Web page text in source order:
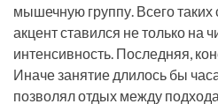
мышечную группу. Всего таких
акцент ставился не только на
интенсивность. Последняя,
Иначе занятие длилось бы
позволял отдых между